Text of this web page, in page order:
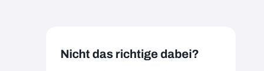
Nicht das richtige dabei?